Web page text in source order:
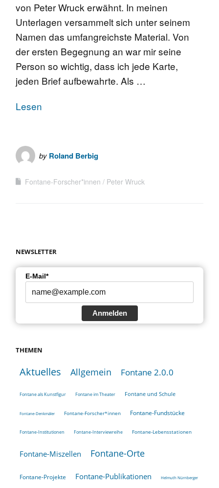
von Peter Wruck erwähnt. In meinen
Unterlagen versammelt sich unter seinem
Namen das umfangreichste Material. Von
der ersten Begegnung an war mir seine
Person so wichtig, dass ich jede Karte,
jeden Brief aufbewahrte. Als …
Lesen
by Roland Berbig
Fontane-Forscher*innen Peter Wruck
NEWSLETTER
E-Mail*
Anmelden
THEMEN
Aktuelles Allgemein Fontane 2.0.0
Fontane als Kunstfigur Fontane im Theater Fontane und Schule
Fontane-Denkmäler Fontane-Forscher*innen Fontane-Fundstücke
Fontane-Institutionen Fontane-Interviewreihe Fontane-Lebensstationen
Fontane-Miszellen Fontane-Orte
Fontane-Projekte Fontane-Publikationen Helmuth Nürnberger